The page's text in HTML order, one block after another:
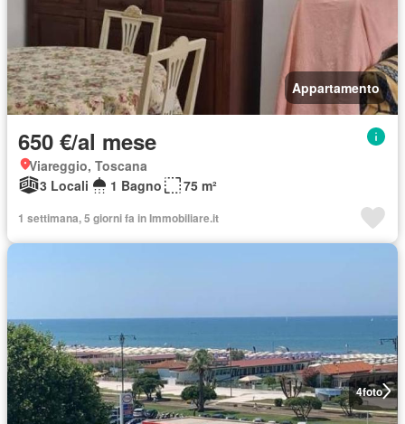
Appartamento
650 €/al mese
Viareggio, Toscana
3 Locali
1 Bagno 75 m²
1 settimana, 5 giorni fa in Immobiliare.it
4foto